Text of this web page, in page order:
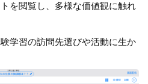
を閲覧し、多様な価値観に触れ
学習の訪問先選びや活動に生か